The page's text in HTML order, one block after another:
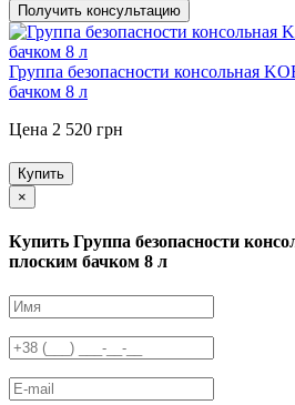
Получить консультацию
Группа безопасности консольная
бачком 8 л
Цена 2 520 грн
Купить
×
Купить Группа безопасности
плоским бачком 8 л